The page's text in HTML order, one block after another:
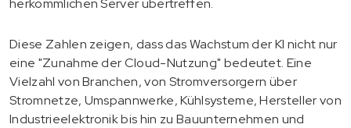
herkömmlichen Server übertreffen.
Diese Zahlen zeigen, dass das Wachstum der KI nicht nur
eine "Zunahme der Cloud-Nutzung" bedeutet. Eine
Vielzahl von Branchen, von Stromversorgern über
Stromnetze, Umspannwerke, Kühlsysteme, Hersteller von
Industrieelektronik bis hin zu Bauunternehmen und